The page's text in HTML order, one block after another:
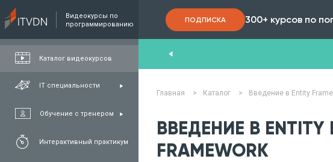
Видеокурсы по
программированию
Каталог видеокурсов
IT специальности
Обучение с тренером
Интерактивный практикум
ПОДПИСКА 300+ курсов по
,FullStack
Главная > Каталог > Введение в Entity
ВВЕДЕНИЕ В
FRAMEWORK